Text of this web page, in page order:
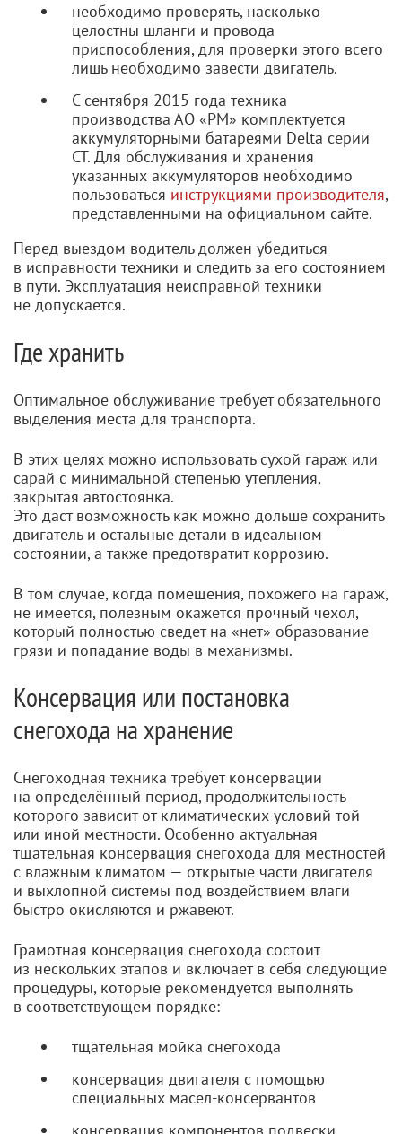
необходимо проверять, насколько
целостны шланги и провода
приспособления, для проверки этого всего
лишь необходимо завести двигатель.
С сентября 2015 года техника
производства АО «РМ» комплектуется
аккумуляторными батареями Delta серии
CT. Для обслуживания и хранения
указанных аккумуляторов необходимо
пользоваться инструкциями производителя,
представленными на официальном сайте.
Перед выездом водитель должен убедиться
в исправности техники и следить за его состоянием
в пути. Эксплуатация неисправной техники
не допускается.
Где хранить
Оптимальное обслуживание требует обязательного
выделения места для транспорта.
В этих целях можно использовать сухой гараж или
сарай с минимальной степенью утепления,
закрытая автостоянка.
Это даст возможность как можно дольше сохранить
двигатель и остальные детали в идеальном
состоянии, а также предотвратит коррозию.
В том случае, когда помещения, похожего на гараж,
не имеется, полезным окажется прочный чехол,
который полностью сведет на «нет» образование
грязи и попадание воды в механизмы.
Консервация или постановка
снегохода на хранение
Снегоходная техника требует консервации
на определённый период, продолжительность
которого зависит от климатических условий той
или иной местности. Особенно актуальная
тщательная консервация снегохода для местностей
с влажным климатом — открытые части двигателя
и выхлопной системы под воздействием влаги
быстро окисляются и ржавеют.
Грамотная консервация снегохода состоит
из нескольких этапов и включает в себя следующие
процедуры, которые рекомендуется выполнять
в соответствующем порядке:
тщательная мойка снегохода
консервация двигателя с помощью
специальных масел-консервантов